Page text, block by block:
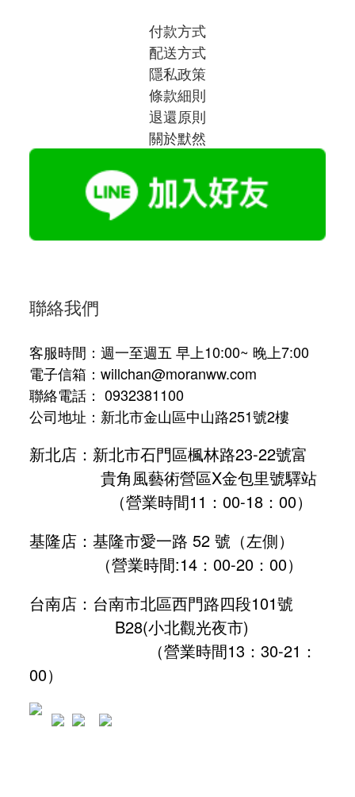
付款方式
配送方式
隱私政策
條款細則
退還原則
關於默然
聯絡我們
客服時間：週一至週五 早上10:00~ 晚上7:00
電子信箱：willchan@moranww.com
聯絡電話： 0932381100
公司地址：新北市金山區中山路251號2樓
新北店：新北市石門區楓林路23-22號富
貴角風藝術營區X金包里號驛站
（營業時間11：00-18：00）
基隆店：基隆市愛一路 52 號（左側）
（營業時間:14：00-20：00）
台南店：台南市北區西門路四段101號
B28(小北觀光夜市)
（營業時間13：30-21：
00）